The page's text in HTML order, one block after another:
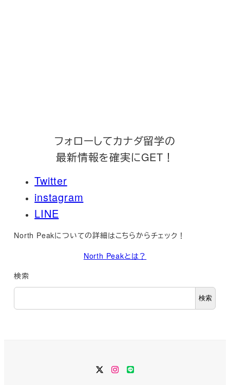
フォローしてカナダ留学の
最新情報を確実にGET！
Twitter
instagram
LINE
North Peakについての詳細はこちらからチェック！
North Peakとは？
検索
検索
TwitterInstagram
LINE